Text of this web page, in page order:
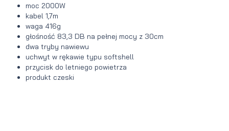
moc 2000W
kabel 1,7m
waga 416g
głośność 83,3 DB na pełnej mocy z 30cm
dwa tryby nawiewu
uchwyt w rękawie typu softshell
przycisk do letniego powietrza
produkt czeski